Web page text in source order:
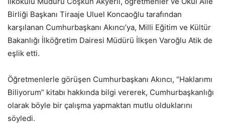
Birliği Başkanı Tiraaje Uluel Koncaoğlu tarafından
karşılanan Cumhurbaşkanı Akıncı’ya, Milli Eğitim ve Kültür
Bakanlığı İlköğretim Dairesi Müdürü İlkşen Varoğlu Atik de
eşlik etti.
Öğretmenlerle görüşen Cumhurbaşkanı Akıncı, “Haklarımı
Biliyorum” kitabı hakkında bilgi vererek, Cumhurbaşkanlığı
olarak böyle bir çalışma yapmaktan mutlu olduklarını
söyledi.